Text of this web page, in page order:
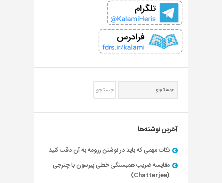
آخرین نوشته‌ها
نکات مهمی که باید در نوشتن رزومه به آن دقت کنید
مقایسه ضریب همبستگی خطی پیرسون با چترجی
(Chatterjee)